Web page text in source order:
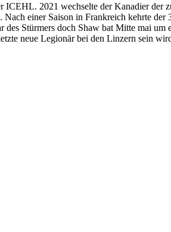
2021 wechselte der Kanadier
einer Saison in Frankreich kehrte
Stürmers doch Shaw bat Mitte mai
neue Legionär bei den Linzern sein